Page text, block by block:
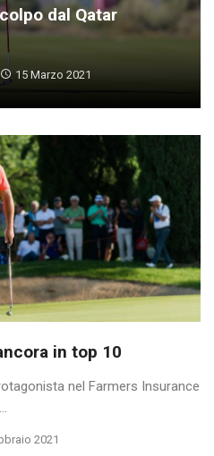
dal Qatar
15 Marzo 2021
in top 10
nel Farmers Insurance
2021